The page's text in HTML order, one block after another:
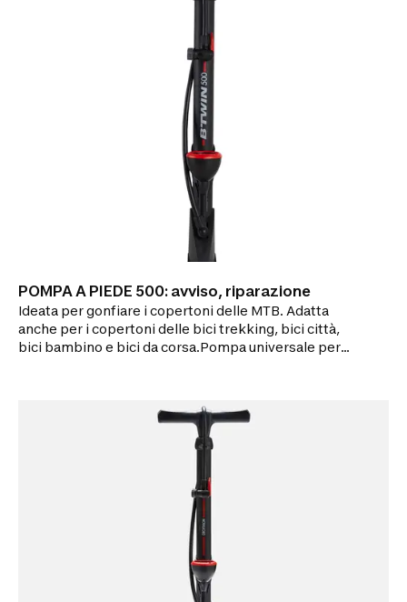
POMPA A PIEDE 500: avviso, riparazione
Ideata per gonfiare i copertoni delle MTB. Adatta
anche per i copertoni delle bici trekking, bici città,
bici bambino e bici da corsa.Pompa universale per